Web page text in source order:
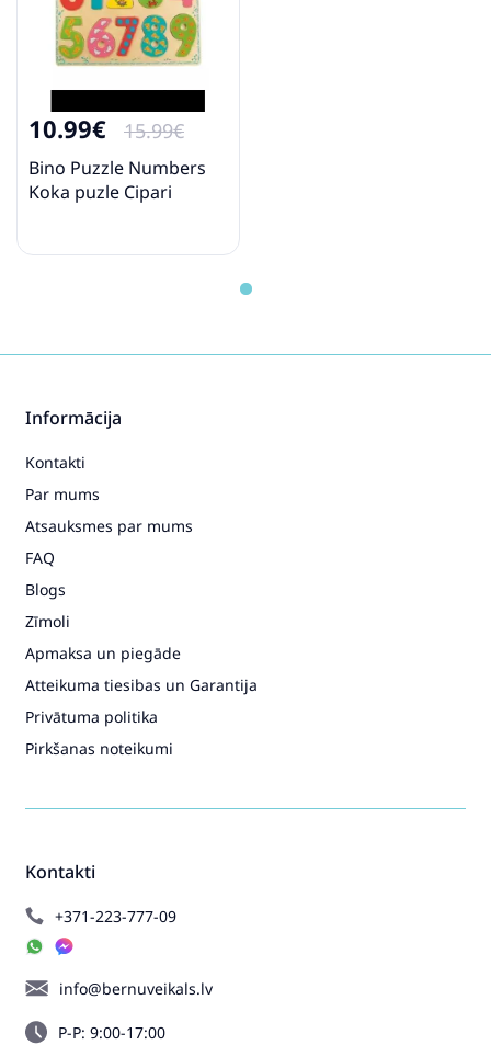
10.99€ 15.99€
Bino Puzzle Numbers
Koka puzle Cipari
Kontakti
+371-223-777-09
info@bernuveikals.lv
P-P: 9:00-17:00
Informācija
Kontakti
Par mums
Atsauksmes par mums
FAQ
Blogs
Zīmoli
Apmaksa un piegāde
Atteikuma tiesibas un Garantija
Privātuma politika
Pirkšanas noteikumi